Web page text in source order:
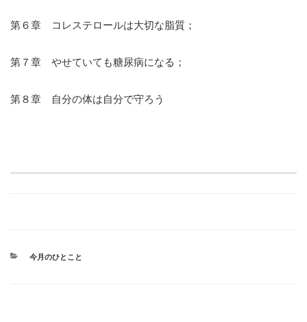
第６章　コレステロールは大切な脂質；
第７章　やせていても糖尿病になる；
第８章　自分の体は自分で守ろう
カ
今月のひとこと